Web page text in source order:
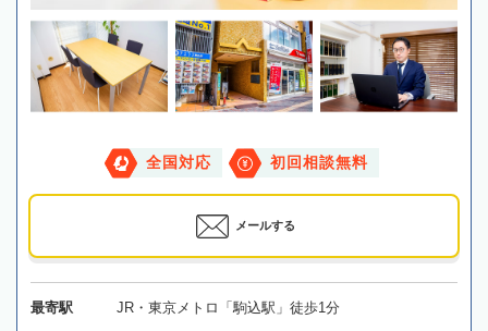
全国対応 初回相談無料
メールする
最寄駅 JR・東京メトロ「駒込駅」徒歩1分